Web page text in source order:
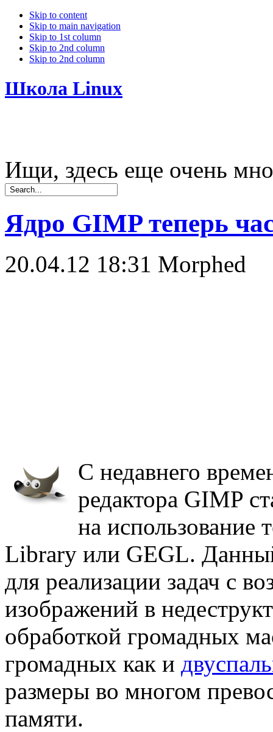
Skip to content
Skip to main navigation
Skip to 1st column
Skip to 2nd column
Skip to 2nd column
Школа Linux
Ищи, здесь еще очень
Ядро GIMP теперь
20.04.12 18:31 Morphed
С недавнего
редактора GIMP
на использование
Library или GEGL.
для реализации задач с
изображений в
обработкой громадных
громадных как и
размеры во многом
памяти.